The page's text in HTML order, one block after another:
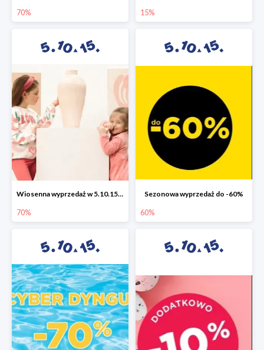
70% 15%
Wiosenna wyprzedaż w 5.10.15 do -70%
70%
Sezonowa wyprzedaż do -60%
60%